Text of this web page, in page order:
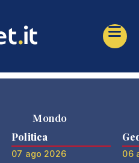
Mondo
Politica
07 ago 2026 06